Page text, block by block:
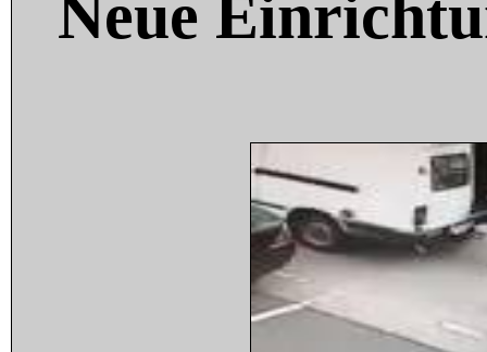
Neue